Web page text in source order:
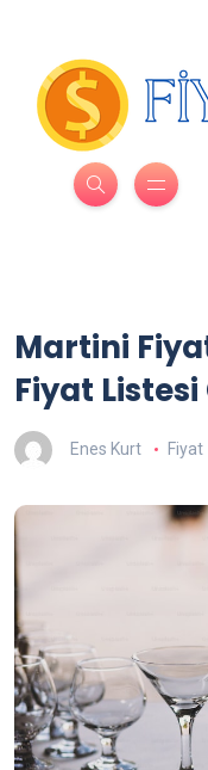
Martini
Fiyat
Enes Kurt Fiyat